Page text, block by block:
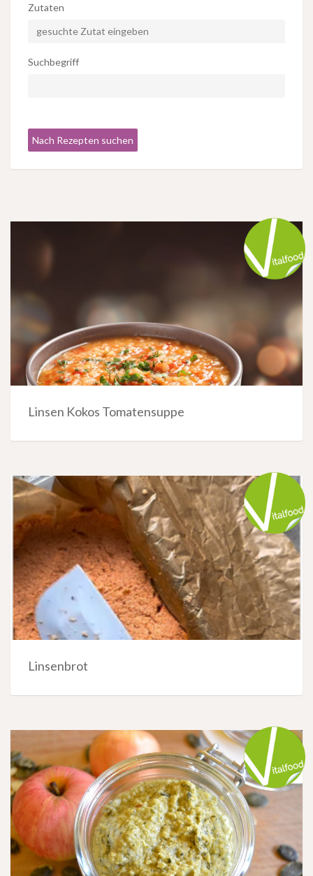
Zutaten
Suchbegriff
Nach Rezepten suchen
Linsen Kokos Tomatensuppe
Linsenbrot